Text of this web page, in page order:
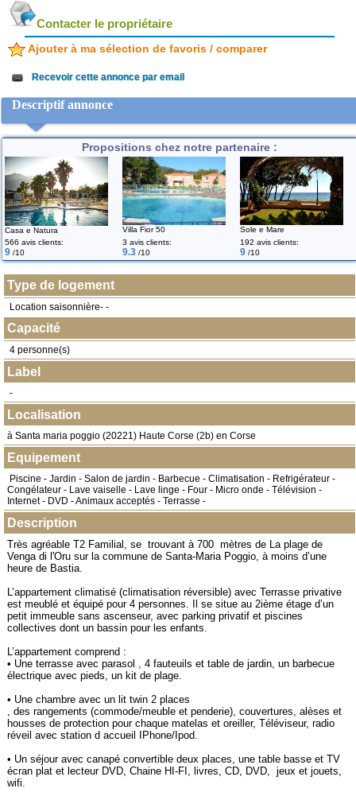
Contacter le propriétaire
Ajouter à ma sélection de favoris / comparer
Recevoir cette annonce par email
Descriptif annonce
Propositions chez notre partenaire :
Casa e Natura Villa Fior 50
Sole e Mare
566 avis clients:
9 /10
3 avis clients:
9.3 /10
192 avis clients:
9 /10
Type de logement
Location saisonnière- -
Capacité
4 personne(s)
Label
-
Localisation
à Santa maria poggio (20221) Haute Corse (2b) en Corse
Equipement
Piscine - Jardin - Salon de jardin - Barbecue - Climatisation - Refrigérateur -
Congélateur - Lave vaiselle - Lave linge - Four - Micro onde - Télévision -
Internet - DVD - Animaux acceptés - Terrasse -
Description
Très agréable T2 Familial, se trouvant à 700 mètres de La plage de
Venga di l'Oru sur la commune de Santa-Maria Poggio, à moins d’une
heure de Bastia.
L’appartement climatisé (climatisation réversible) avec Terrasse privative
est meublé et équipé pour 4 personnes. Il se situe au 2ième étage d’un
petit immeuble sans ascenseur, avec parking privatif et piscines
collectives dont un bassin pour les enfants.
L’appartement comprend :
• Une terrasse avec parasol , 4 fauteuils et table de jardin, un barbecue
électrique avec pieds, un kit de plage.
• Une chambre avec un lit twin 2 places
, des rangements (commode/meuble et penderie), couvertures, alèses et
housses de protection pour chaque matelas et oreiller, Téléviseur, radio
réveil avec station d accueil IPhone/Ipod.
• Un séjour avec canapé convertible deux places, une table basse et TV
écran plat et lecteur DVD, Chaine HI-FI, livres, CD, DVD, jeux et jouets,
wifi.